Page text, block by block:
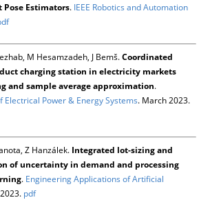
Pose Estimators. IEEE Robotics and Automation
M Hesamzadeh, J Bemš.Coordinated
charging station in electricity markets
and sample average approximation.
Electrical Power & Energy Systems. March 2023.
Z Hanzálek. Integrated lot-sizing and
of uncertainty in demand and processing
. Engineering Applications of Artificial
pdf